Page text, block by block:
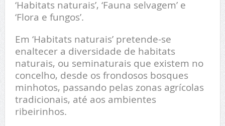
‘Habitats naturais’, ‘Fauna selvagem’ e
‘Flora e fungos’.
Em ‘Habitats naturais’ pretende-se
enaltecer a diversidade de habitats
naturais, ou seminaturais que existem no
concelho, desde os frondosos bosques
minhotos, passando pelas zonas agrícolas
tradicionais, até aos ambientes
ribeirinhos.